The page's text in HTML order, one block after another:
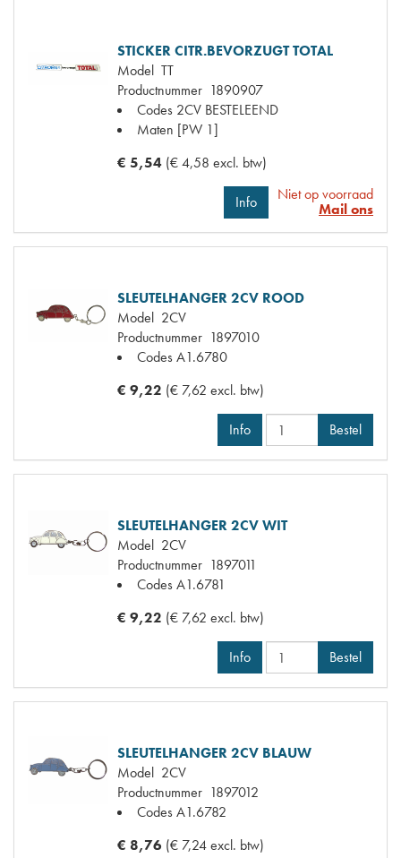
STICKER CITR.BEVORZUGT TOTAL
Model TT
Productnummer 1890907
Codes 2CV BESTELEEND
Maten [PW 1]
€ 5,54 (€ 4,58 excl. btw)
Info
Niet op voorraad
Mail ons
SLEUTELHANGER 2CV ROOD
Model 2CV
Productnummer 1897010
CodesA1.6780
€ 9,22 (€ 7,62 excl. btw)
Info Bestel
SLEUTELHANGER 2CV WIT
Model 2CV
Productnummer 1897011
CodesA1.6781
€ 9,22 (€ 7,62 excl. btw)
Info Bestel
SLEUTELHANGER 2CV BLAUW
Model 2CV
Productnummer 1897012
CodesA1.6782
€ 8,76 (€ 7,24 excl. btw)